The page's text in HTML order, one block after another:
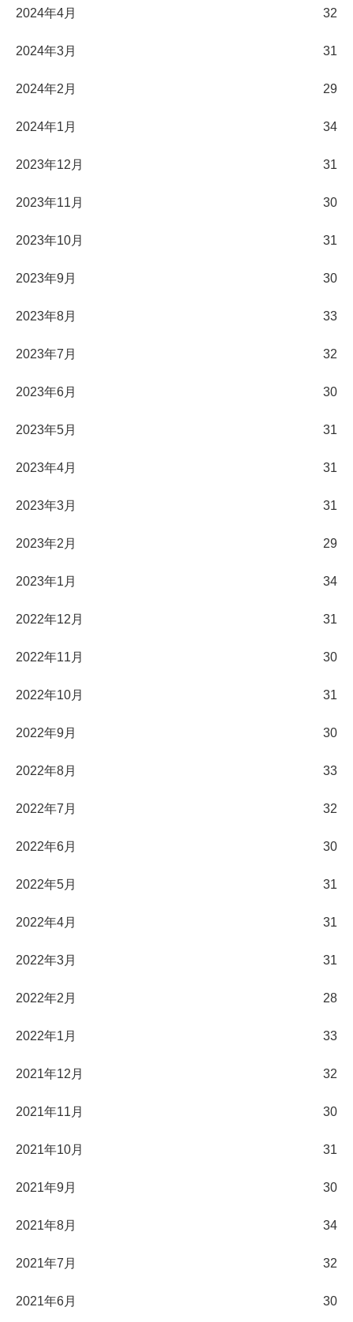
2024年4月 32
2024年3月 31
2024年2月 29
2024年1月 34
2023年12月 31
2023年11月 30
2023年10月 31
2023年9月 30
2023年8月 33
2023年7月 32
2023年6月 30
2023年5月 31
2023年4月 31
2023年3月 31
2023年2月 29
2023年1月 34
2022年12月 31
2022年11月 30
2022年10月 31
2022年9月 30
2022年8月 33
2022年7月 32
2022年6月 30
2022年5月 31
2022年4月 31
2022年3月 31
2022年2月 28
2022年1月 33
2021年12月 32
2021年11月 30
2021年10月 31
2021年9月 30
2021年8月 34
2021年7月 32
2021年6月 30